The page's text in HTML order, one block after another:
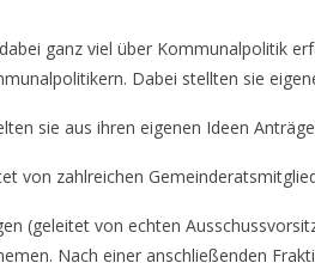
ganz viel über Kommunalpolitik
Dabei stellten sie
sie aus ihren eigenen Ideen
von zahlreichen
(geleitet von echten
Nach einer anschließenden